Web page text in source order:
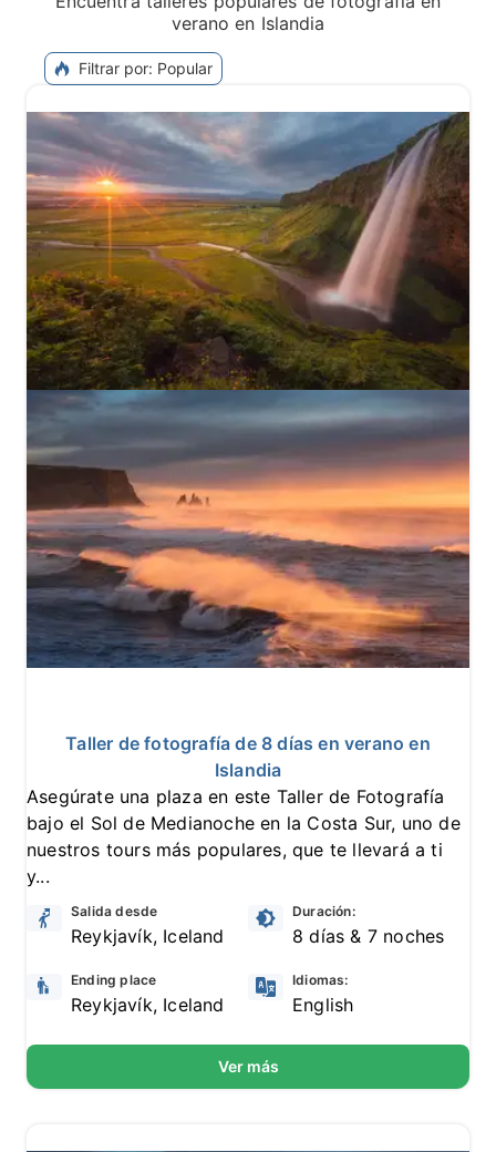
verano en Islandia
Filtrar por: Popular
Taller de fotografía de 8 días en verano en
Islandia
Asegúrate una plaza en este Taller de Fotografía
bajo el Sol de Medianoche en la Costa Sur, uno de
nuestros tours más populares, que te llevará a ti
y...
Salida desde
Reykjavík, Iceland
Duración:
8 días & 7 noches
Ending place
Reykjavík, Iceland
Idiomas:
English
Ver más